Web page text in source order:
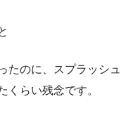
たのに、スプラッシュ
くらい残念です。